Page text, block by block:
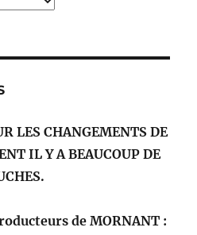
LES CHANGEMENTS DE
IL Y A BEAUCOUP DE
de MORNANT :